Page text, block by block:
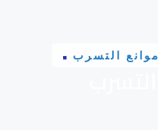
موانع التسرب